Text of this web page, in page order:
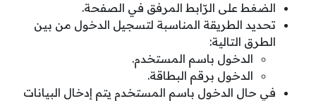
الضغط على الرّابط المرفق في الصفحة.
تحديد الطريقة المناسبة لتسجيل الدخول من بين
الطرق التالية:
الدخول باسم المستخدم.
الدخول برقم البطاقة.
في حال الدخول باسم المستخدم يتم إدخال البيانات